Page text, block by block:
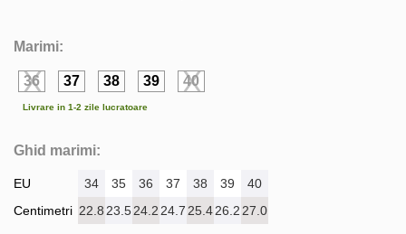
Marimi:
36 37 38 39 40
Livrare in 1-2 zile lucratoare
Ghid marimi:
EU
Centimetri
34 35 36 37 38 39
40
22.8 23.524.2 24.7 25.426.2 27.0